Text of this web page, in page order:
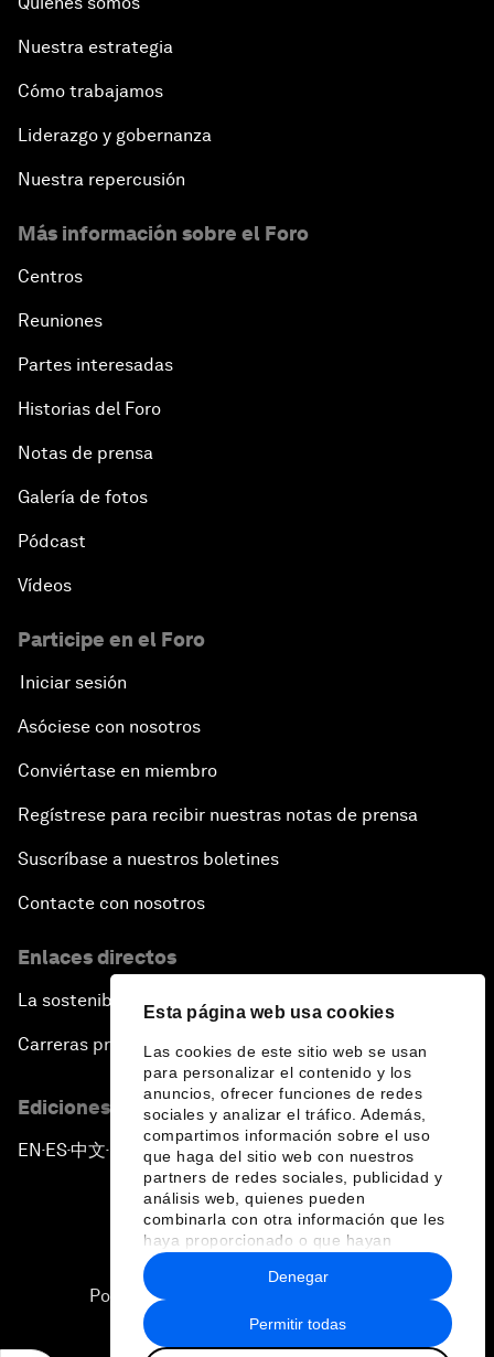
Esta página web usa cookies
Las cookies de este sitio web se usan
para personalizar el contenido y los
anuncios, ofrecer funciones de redes
sociales y analizar el tráfico. Además,
compartimos información sobre el uso
que haga del sitio web con nuestros
partners de redes sociales, publicidad y
análisis web, quienes pueden
combinarla con otra información que les
haya proporcionado o que hayan
recopilado a partir del uso que haya
hecho de sus servicios.
Permitir todas
Denegar
Nuestra estrategia
Cómo trabajamos
Liderazgo y gobernanza
Nuestra repercusión
Más información sobre el Foro
Centros
Reuniones
Partes interesadas
Historias del Foro
Notas de prensa
Galería de fotos
Pódcast
Vídeos
Participe en el Foro
Iniciar sesión
Asóciese con nosotros
Conviértase en miembro
Regístrese para recibir nuestras notas de prensa
Suscríbase a nuestros boletines
Contacte con nosotros
Enlaces directos
La sostenibilidad en el Foro
Carreras profesionales
Ediciones en otros idiomas
EN ▪ES▪中文▪ 日本語
Política de privacidad y normas de uso
Sitemap